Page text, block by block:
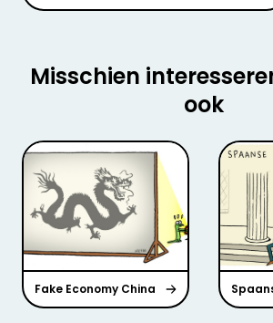
Misschien
ook
Fake Economy China